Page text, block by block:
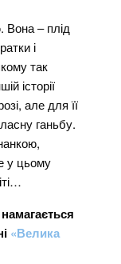
Вона – плід
і
так
історії
але для її
ганьбу.
у цьому
«Велика